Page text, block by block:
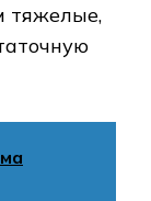
тяжелые,